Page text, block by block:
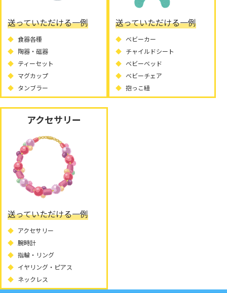
送っていただける一例
食器各種
陶器・磁器
ティーセット
マグカップ
タンブラー
送っていただける一例
ベビーカー
チャイルドシート
ベビーベッド
ベビーチェア
抱っこ紐
アクセサリー
送っていただける一例
アクセサリー
腕時計
指輪・リング
イヤリング・ピアス
ネックレス